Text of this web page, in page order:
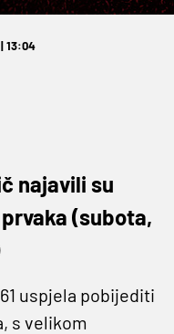
13:04
najavili su
(subota,
uspjela pobijediti
s velikom